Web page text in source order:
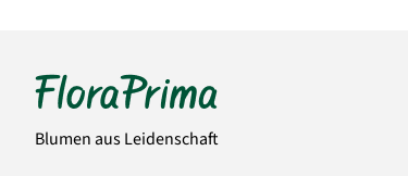
info@floraprima.de
Art.-Nr.: 6803
Blumen aus Leidenschaft